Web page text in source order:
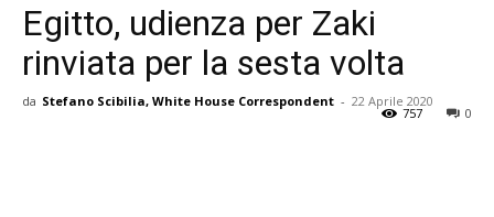
Egitto, udienza per Zaki
rinviata per la sesta volta
da Stefano Scibilia, White House Correspondent - 22 Aprile 2020
0
757